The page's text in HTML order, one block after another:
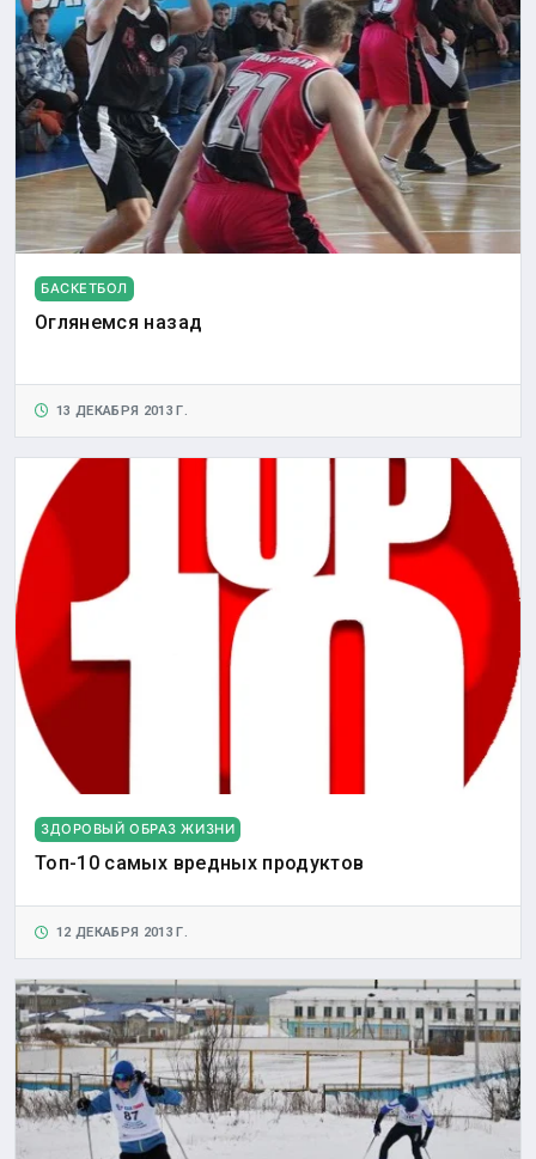
БАСКЕТБОЛ
Оглянемся назад
13 ДЕКАБРЯ 2013 Г.
ЗДОРОВЫЙ ОБРАЗ ЖИЗНИ
Топ-10 самых вредных продуктов
12 ДЕКАБРЯ 2013 Г.